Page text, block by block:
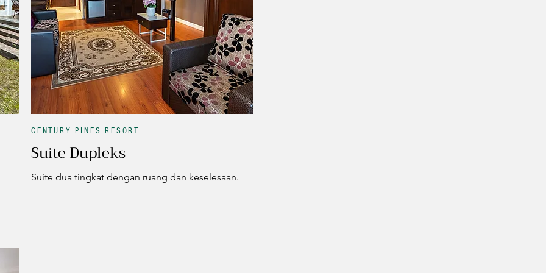
CENTURY PINES RESORT
Suite Dupleks
Suite dua tingkat dengan ruang dan keselesaan.